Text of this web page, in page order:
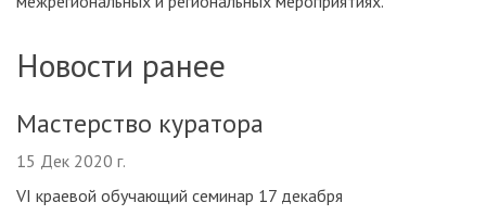
Новости ранее
Мастерство куратора
15 Дек 2020 г.
VI краевой обучающий семинар 17 декабря